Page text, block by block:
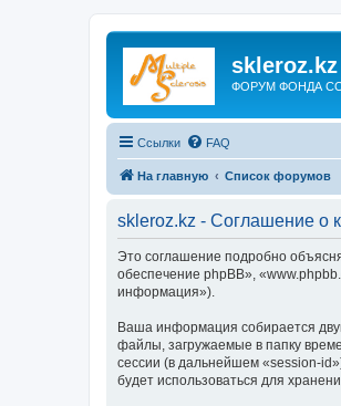
skleroz.kz
ФОРУМ ФОНДА
Ссылки FAQ
На главную Список форумов
skleroz.kz - Соглашение о
Это соглашение подробно
обеспечение phpBB»,
информация»).
Ваша информация собирается
файлы, загружаемые в папку
сессии (в дальнейшем «session-
будет использоваться для